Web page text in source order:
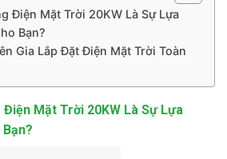
Điện Mặt Trời 20KW Là Sự Lựa
Bạn?
Gia Lắp Đặt Điện Mặt Trời Toàn
Mặt Trời 20KW Là Sự Lựa